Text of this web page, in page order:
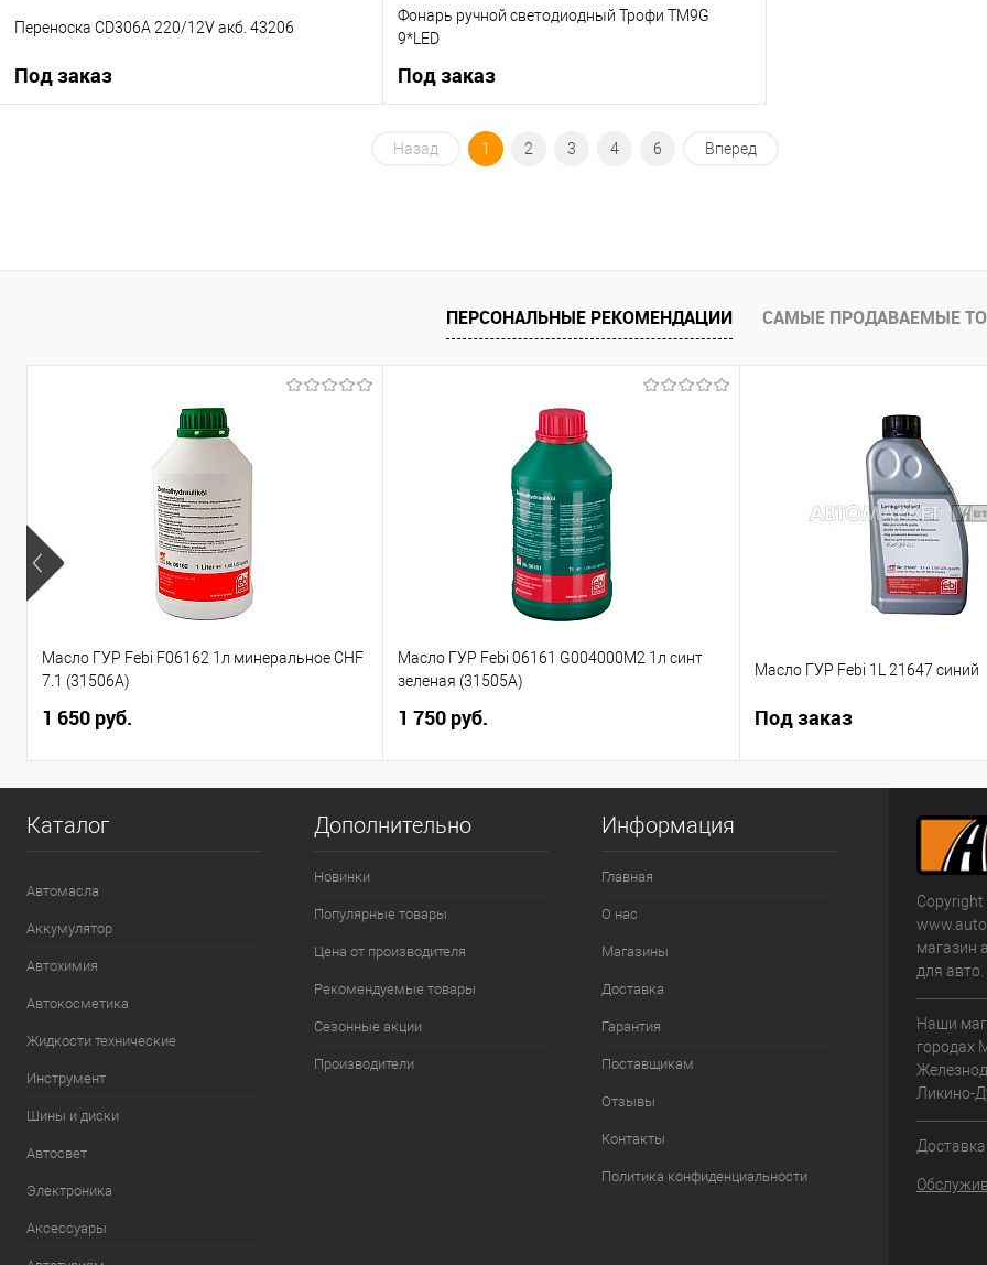
Переноска CD306А 220/12V акб. 43206
Под заказ
Фонарь ручной светодиодный Трофи TM9G
9*LED
Под заказ
Под заказ
Назад 1 2 3 4 6 Вперед
ПЕРСОНАЛЬНЫЕ РЕКОМЕНДАЦИИ САМЫЕ ПРОДАВАЕМЫЕ
Масло ГУР Febi F06162 1л минеральное CHF
7.1 (31506A)
1 650 руб.
Масло ГУР Febi 06161 G004000M2 1л синт
зеленая (31505А)
1 750 руб.
Масло ГУР Febi 1L 21647 синий
Под заказ
Каталог
Автомасла
Аккумулятор
Автохимия
Автокосметика
Жидкости технические
Инструмент
Шины и диски
Автосвет
Электроника
Аксессуары
Дополнительно
Новинки
Популярные товары
Цена от производителя
Рекомендуемые товары
Сезонные акции
Производители
Информация
Главная
О нас
Магазины
Доставка
Гарантия
Поставщикам
Отзывы
Контакты
Политика конфиденциальности
магазин
для
Наши
городах
Ликино-